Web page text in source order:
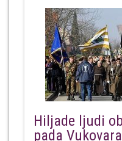
Hiljade ljudi
pada Vukovara